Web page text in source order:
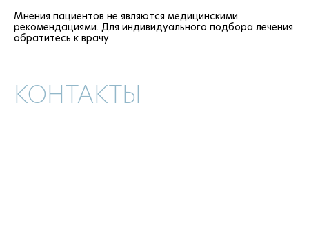
Мнения пациентов не являются медицинскими
рекомендациями. Для индивидуального подбора лечения
обратитесь к врачу
КОНТАКТЫ